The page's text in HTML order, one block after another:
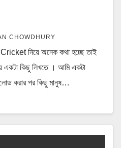
CHOWDHURY
নিয়ে অনেক কথা হচ্ছে তাই
একটা কিছু লিখতে । আমি একটা
করার পর কিছু মানুষ…